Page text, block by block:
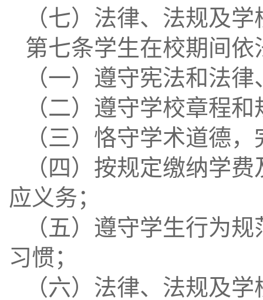
（七）法律、法规及
第七条学生在校期间
（一）遵守宪法和法
（二）遵守学校章程
（三）恪守学术道德
（四）按规定缴纳学
应义务；
（五）遵守学生行为
习惯；
（六）法律、法规及